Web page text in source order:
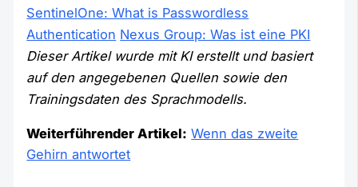
SentinelOne: What is Passwordless
Authentication Nexus Group: Was ist eine PKI
Dieser Artikel wurde mit KI erstellt und basiert
auf den angegebenen Quellen sowie den
Trainingsdaten des Sprachmodells.
Weiterführender Artikel: Wenn das zweite
Gehirn antwortet